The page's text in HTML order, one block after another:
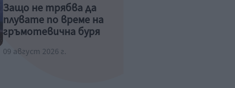
Защо не трябва да
плувате по време на
гръмотевична буря
09 август 2026 г.